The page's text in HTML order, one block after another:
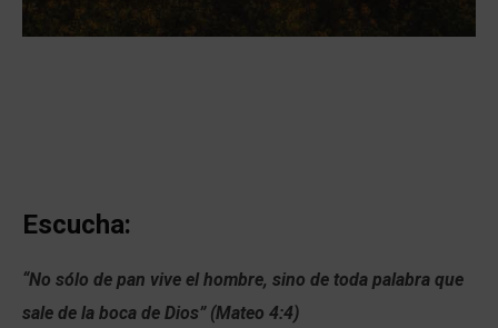
Escucha:
“No sólo de pan vive el hombre, sino de toda palabra que
sale de la boca de Dios” (Mateo 4:4)